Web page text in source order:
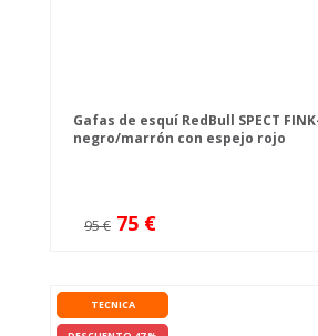
Gafas de esquí RedBull SPECT
negro/marrón con espejo rojo
95 € 75 €
TECNICA